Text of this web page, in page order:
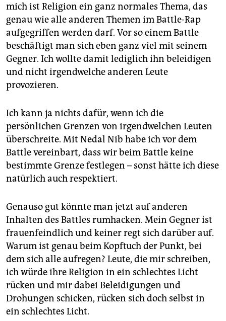
mich ist Religion ein ganz normales Thema, das
genau wie alle anderen Themen im Battle-Rap
aufgegriffen werden darf. Vor so einem Battle
beschäftigt man sich eben ganz viel mit seinem
Gegner. Ich wollte damit lediglich ihn beleidigen
und nicht irgendwelche anderen Leute
provozieren.
Ich kann ja nichts dafür, wenn ich die
persönlichen Grenzen von irgendwelchen Leuten
überschreite. Mit Nedal Nib habe ich vor dem
Battle vereinbart, dass wir beim Battle keine
bestimmte Grenze festlegen – sonst hätte ich diese
natürlich auch respektiert.
Genauso gut könnte man jetzt auf anderen
Inhalten des Battles rumhacken. Mein Gegner ist
frauenfeindlich und keiner regt sich darüber auf.
Warum ist genau beim Kopftuch der Punkt, bei
dem sich alle aufregen? Leute, die mir schreiben,
ich würde ihre Religion in ein schlechtes Licht
rücken und mir dabei Beleidigungen und
Drohungen schicken, rücken sich doch selbst in
ein schlechtes Licht.